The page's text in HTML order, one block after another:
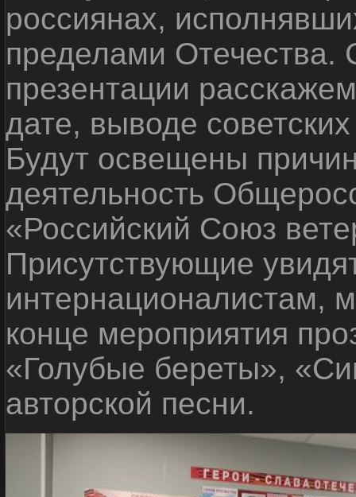
россиянах,
пределами
презентации
дате, выводе
Будут освещены
деятельность
«Российский Союз
Присутствующие
интернационалистам,
конце мероприятия
«Голубые береты»,
авторской песни.